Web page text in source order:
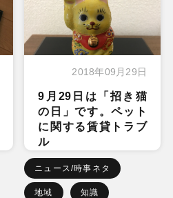
2018年09月29日
9月29日は「招き猫
の日」です。ペット
に関する賃貸トラブ
ル
ニュース/時事ネタ
地域 知識